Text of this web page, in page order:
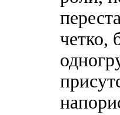
четко,